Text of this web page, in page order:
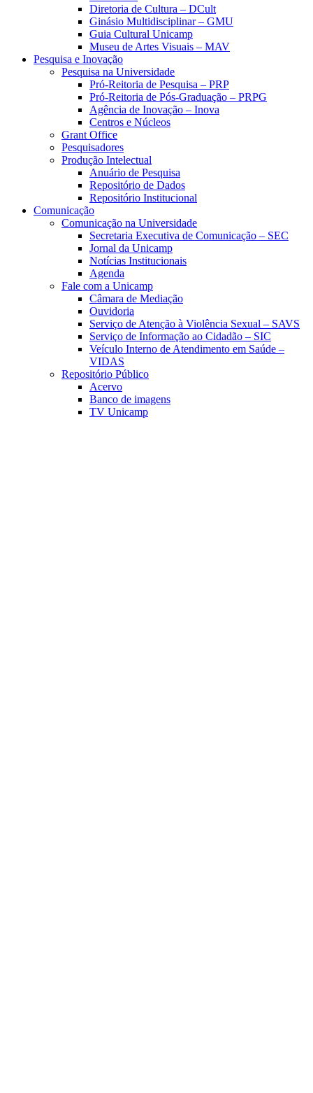
Diretoria de Cultura – DCult
Ginásio Multidisciplinar – GMU
Guia Cultural Unicamp
Museu de Artes Visuais – MAV
Pesquisa e Inovação
Pesquisa na Universidade
Pró-Reitoria de Pesquisa – PRP
Pró-Reitoria de Pós-Graduação – PRPG
Agência de Inovação – Inova
Centros e Núcleos
Grant Office
Pesquisadores
Produção Intelectual
Anuário de Pesquisa
Repositório de Dados
Repositório Institucional
Comunicação
Comunicação na Universidade
Secretaria Executiva de Comunicação – SEC
Jornal da Unicamp
Notícias Institucionais
Agenda
Fale com a Unicamp
Câmara de Mediação
Ouvidoria
Serviço de Atenção à Violência Sexual – SAVS
Serviço de Informação ao Cidadão – SIC
Veículo Interno de Atendimento em Saúde –
VIDAS
Repositório Público
Acervo
Banco de imagens
TV Unicamp